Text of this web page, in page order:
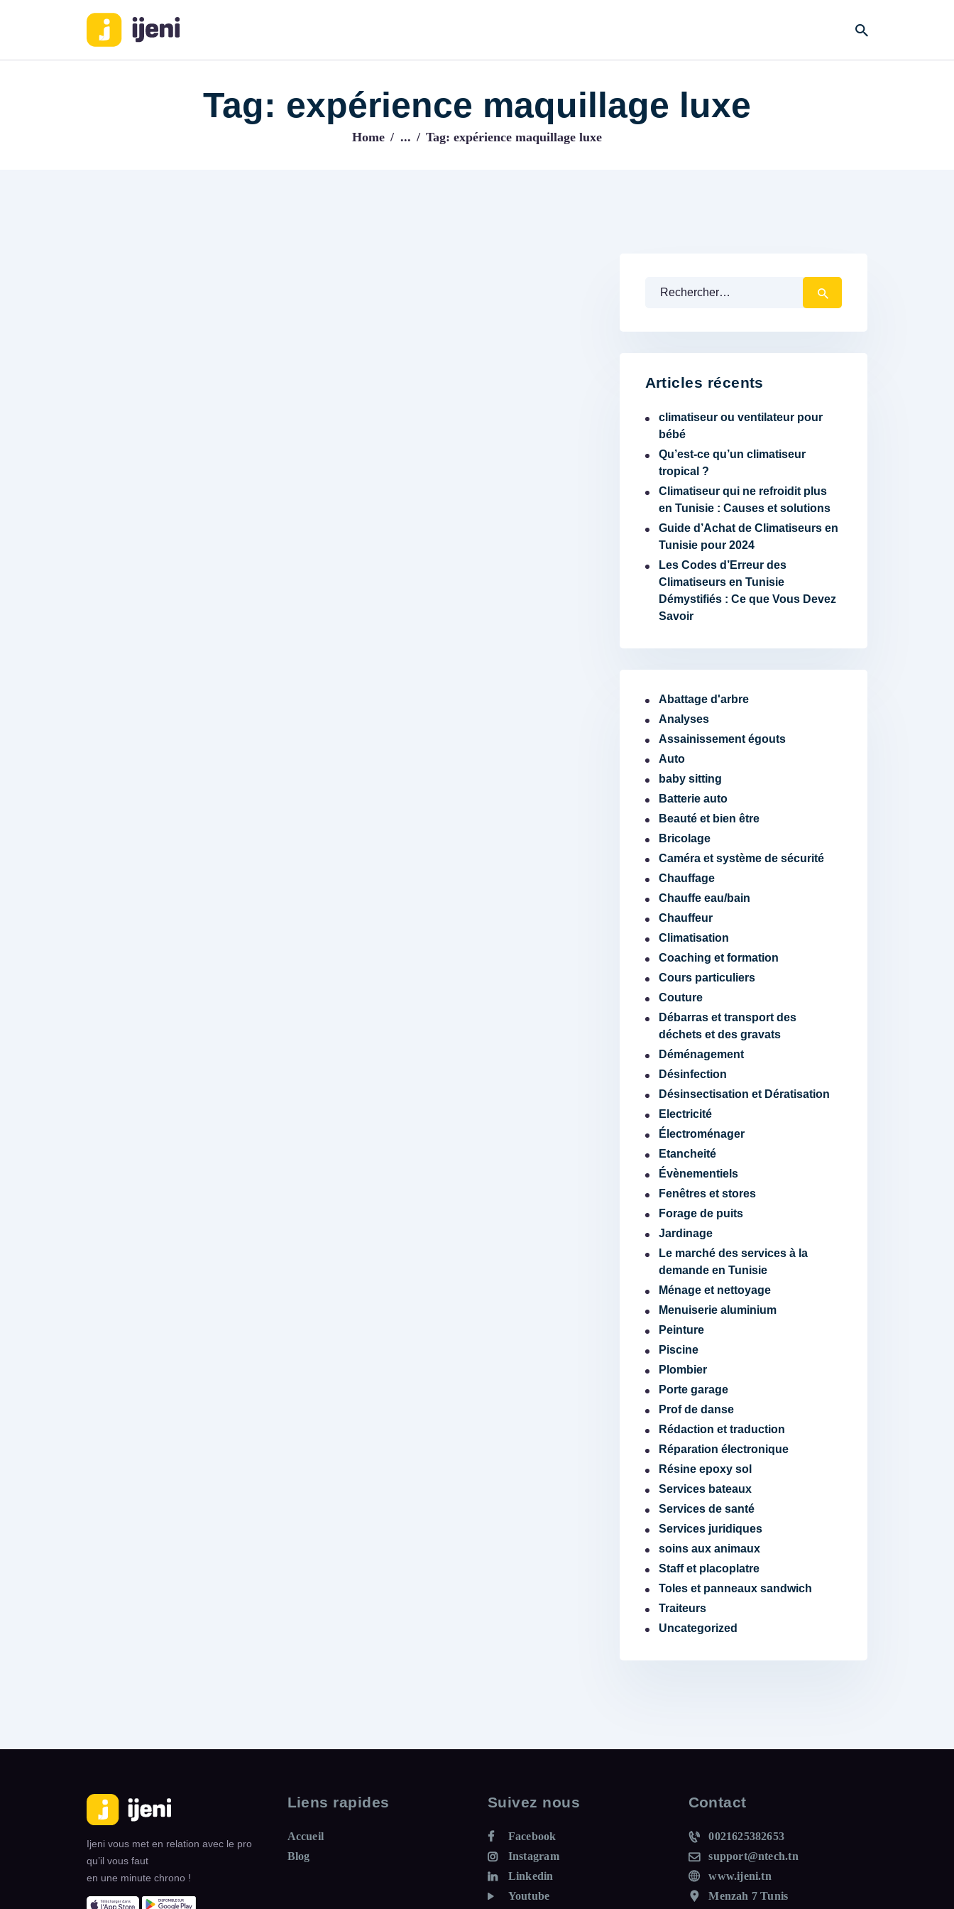
Tag: expérience maquillage luxe
Home ... Tag: expérience maquillage luxe
IJENI
Rechercher :
Articles récents
climatiseur ou ventilateur pour
bébé
Qu’est-ce qu’un climatiseur
tropical ?
Climatiseur qui ne refroidit plus
en Tunisie : Causes et solutions
Guide d’Achat de Climatiseurs en
Tunisie pour 2024
Les Codes d’Erreur des
Climatiseurs en Tunisie
Démystifiés : Ce que Vous Devez
Savoir
Abattage d'arbre
Analyses
Assainissement égouts
Auto
baby sitting
Batterie auto
Beauté et bien être
Bricolage
Caméra et système de sécurité
Chauffage
Chauffe eau/bain
Chauffeur
Climatisation
Coaching et formation
Cours particuliers
Couture
Débarras et transport des
déchets et des gravats
Déménagement
Désinfection
Désinsectisation et Dératisation
Electricité
Électroménager
Etancheité
Évènementiels
Fenêtres et stores
Forage de puits
Jardinage
Le marché des services à la
demande en Tunisie
Ménage et nettoyage
Menuiserie aluminium
Peinture
Piscine
Plombier
Porte garage
Prof de danse
Rédaction et traduction
Réparation électronique
Résine epoxy sol
Services bateaux
Services de santé
Services juridiques
soins aux animaux
Staff et placoplatre
Toles et panneaux sandwich
Traiteurs
Uncategorized
Ijeni vous met en relation avec le pro
qu’il vous faut
en une minute chrono !
Liens rapides
Accueil
Blog
Suivez nous
Facebook
Instagram
Linkedin
Youtube
Contact
0021625382653
support@ntech.tn
www.ijeni.tn
Menzah 7 Tunis